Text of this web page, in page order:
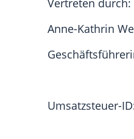
Vertreten durch:
Anne-Kathrin
Umsatzsteuer-